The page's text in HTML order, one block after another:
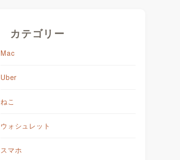
カテゴリー
Mac
Uber
ねこ
ウォシュレット
スマホ